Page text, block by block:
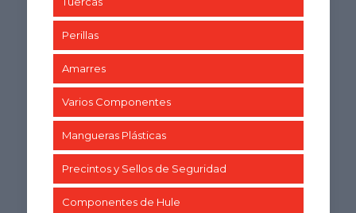
Perillas
Amarres
Varios Componentes
Mangueras Plásticas
Precintos y Sellos de Seguridad
Componentes de Hule